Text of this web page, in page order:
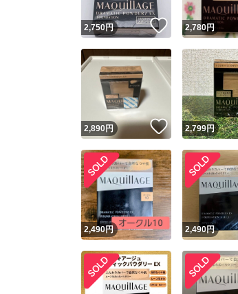
2,750円 いいね！
2,780円
2,890円 いいね！
2,799円
2,490円 2,490円